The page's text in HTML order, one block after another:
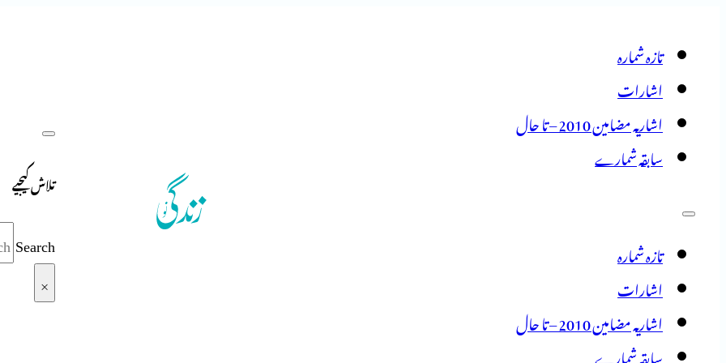
تازہ شمارہ
اشارات
اشاریہ مضامین 2010 – تا حال
سابقہ شمارے
تازہ شمارہ
اشارات
اشاریہ مضامین 2010 – تا حال
سابقہ شمارے
تلاش کیجیے
Search
×